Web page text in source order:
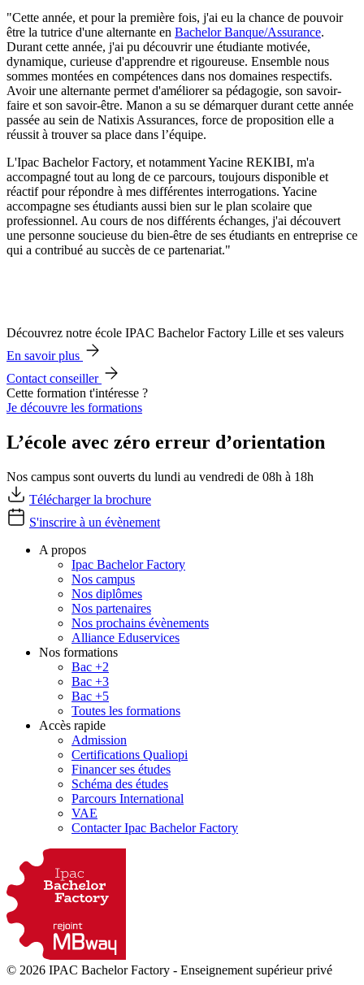
"Cette année, et pour la première fois, j'ai eu la chance de pouvoir
être la tutrice d'une alternante en Bachelor Banque/Assurance.
Durant cette année, j'ai pu découvrir une étudiante motivée,
dynamique, curieuse d'apprendre et rigoureuse. Ensemble nous
sommes montées en compétences dans nos domaines respectifs.
Avoir une alternante permet d'améliorer sa pédagogie, son savoir-
faire et son savoir-être. Manon a su se démarquer durant cette année
passée au sein de Natixis Assurances, force de proposition elle a
réussit à trouver sa place dans l’équipe.
L'Ipac Bachelor Factory, et notamment Yacine REKIBI, m'a
accompagné tout au long de ce parcours, toujours disponible et
réactif pour répondre à mes différentes interrogations. Yacine
accompagne ses étudiants aussi bien sur le plan scolaire que
professionnel. Au cours de nos différents échanges, j'ai découvert
une personne soucieuse du bien-être de ses étudiants en entreprise ce
qui a contribué au succès de ce partenariat."
Découvrez notre école IPAC Bachelor Factory Lille et ses valeurs
En savoir plus
Contact conseiller
Cette formation t'intéresse ?
Je découvre les formations
L’école avec zéro erreur d’orientation
Nos campus sont ouverts du lundi au vendredi de 08h à 18h
Télécharger la brochure
S'inscrire à un évènement
A propos
Ipac Bachelor Factory
Nos campus
Nos diplômes
Nos partenaires
Nos prochains évènements
Alliance Eduservices
Nos formations
Bac +2
Bac +3
Bac +5
Toutes les formations
Accès rapide
Admission
Certifications Qualiopi
Financer ses études
Schéma des études
Parcours International
VAE
Contacter Ipac Bachelor Factory
© 2026 IPAC Bachelor Factory - Enseignement supérieur privé